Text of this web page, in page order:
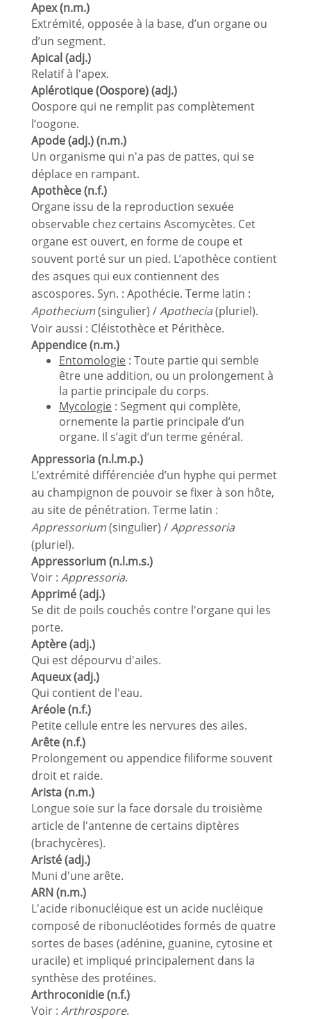
Apex (n.m.)
Extrémité, opposée à la base, d’un organe ou
d’un segment.
Apical (adj.)
Relatif à l'apex.
Aplérotique (Oospore) (adj.)
Oospore qui ne remplit pas complètement
l’oogone.
Apode (adj.) (n.m.)
Un organisme qui n'a pas de pattes, qui se
déplace en rampant.
Apothèce (n.f.)
Organe issu de la reproduction sexuée
observable chez certains Ascomycètes. Cet
organe est ouvert, en forme de coupe et
souvent porté sur un pied. L’apothèce contient
des asques qui eux contiennent des
ascospores. Syn. : Apothécie. Terme latin :
Apothecium(singulier) /Apothecia(pluriel).
Voir aussi : Cléistothèce et Périthèce.
Appendice (n.m.)
Entomologie : Toute partie qui semble
être une addition, ou un prolongement à
la partie principale du corps.
Mycologie : Segment qui complète,
ornemente la partie principale d’un
organe. Il s’agit d’un terme général.
Appressoria (n.l.m.p.)
L’extrémité différenciée d’un hyphe qui permet
au champignon de pouvoir se fixer à son hôte,
au site de pénétration. Terme latin :
Appressorium(singulier) /Appressoria
(pluriel).
Appressorium (n.l.m.s.)
Voir : Appressoria.
Apprimé (adj.)
Se dit de poils couchés contre l'organe qui les
porte.
Aptère (adj.)
Qui est dépourvu d'ailes.
Aqueux (adj.)
Qui contient de l'eau.
Aréole (n.f.)
Petite cellule entre les nervures des ailes.
Arête (n.f.)
Prolongement ou appendice filiforme souvent
droit et raide.
Arista (n.m.)
Longue soie sur la face dorsale du troisième
article de l'antenne de certains diptères
(brachycères).
Aristé (adj.)
Muni d'une arête.
ARN (n.m.)
L'acide ribonucléique est un acide nucléique
composé de ribonucléotides formés de quatre
sortes de bases (adénine, guanine, cytosine et
uracile) et impliqué principalement dans la
synthèse des protéines.
Arthroconidie (n.f.)
Voir : Arthrospore.